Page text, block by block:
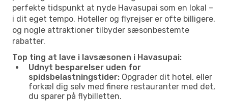
perfekte tidspunkt at nyde Havasupai som en lokal –
i dit eget tempo. Hoteller og flyrejser er ofte billigere,
og nogle attraktioner tilbyder sæsonbestemte
rabatter.
Top ting at lave i lavsæsonen i Havasupai:
Udnyt besparelser uden for
spidsbelastningstider: Opgrader dit hotel, eller
forkæl dig selv med finere restauranter med det,
du sparer på flybilletten.